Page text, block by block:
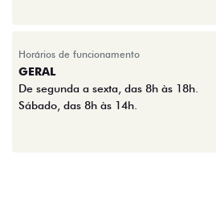
Horários de funcionamento
GERAL
De segunda a sexta, das 8h às 18h.
Sábado, das 8h às 14h.